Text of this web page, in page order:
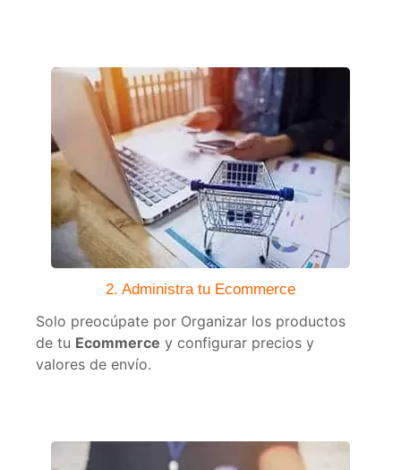
2. Administra tu Ecommerce
Solo preocúpate por Organizar los productos
de tu Ecommerce y configurar precios y
valores de envío.